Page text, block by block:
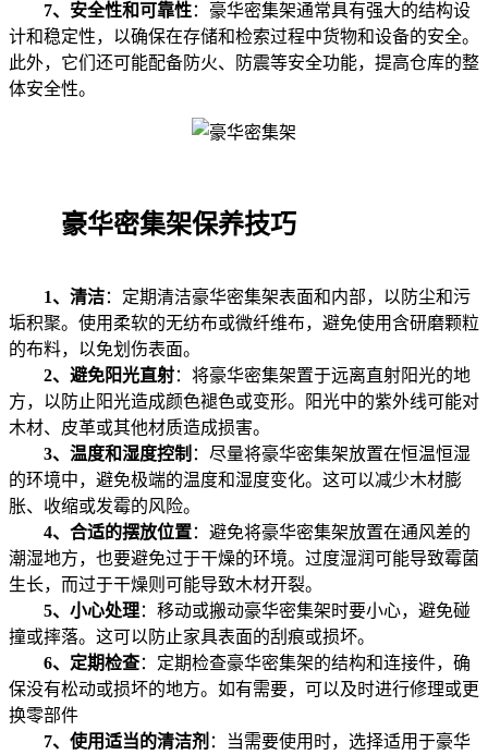
7、安全性和可靠性：豪华密集架通常具有强大的结构设
计和稳定性，以确保在存储和检索过程中货物和设备的安全。
此外，它们还可能配备防火、防震等安全功能，提高仓库的整
体安全性。
豪华密集架保养技巧
1、清洁：定期清洁豪华密集架表面和内部，以防尘和污
垢积聚。使用柔软的无纺布或微纤维布，避免使用含研磨颗粒
的布料，以免划伤表面。
2、避免阳光直射：将豪华密集架置于远离直射阳光的地
方，以防止阳光造成颜色褪色或变形。阳光中的紫外线可能对
木材、皮革或其他材质造成损害。
3、温度和湿度控制 ：尽量将豪华密集架放置在恒温恒湿
的环境中，避免极端的温度和湿度变化。这可以减少木材膨
胀、收缩或发霉的风险。
4、合适的摆放位置：避免将豪华密集架放置在通风差的
潮湿地方，也要避免过于干燥的环境。过度湿润可能导致霉菌
生长，而过于干燥则可能导致木材开裂。
5、小心处理：移动或搬动豪华密集架时要小心，避免碰
撞或摔落。这可以防止家具表面的刮痕或损坏。
6、定期检查：定期检查豪华密集架的结构和连接件，确
保没有松动或损坏的地方。如有需要，可以及时进行修理或更
换零部件
7、使用适当的清洁剂 ：当需要使用时，选择适用于豪华